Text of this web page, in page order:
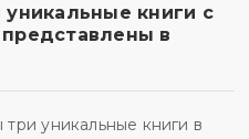
книги с
в